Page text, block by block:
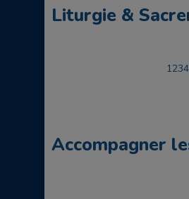
Liturgie &
1234
Accompagner